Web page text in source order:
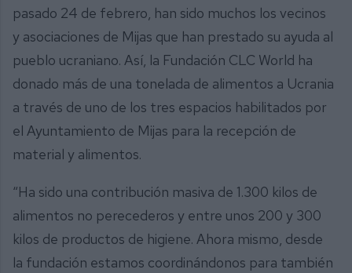
pasado 24 de febrero, han sido muchos los vecinos
y asociaciones de Mijas que han prestado su ayuda al
pueblo ucraniano. Así, la Fundación CLC World ha
donado más de una tonelada de alimentos a Ucrania
a través de uno de los tres espacios habilitados por
el Ayuntamiento de Mijas para la recepción de
material y alimentos.
“Ha sido una contribución masiva de 1.300 kilos de
alimentos no perecederos y entre unos 200 y 300
kilos de productos de higiene. Ahora mismo, desde
la fundación estamos coordinándonos para también